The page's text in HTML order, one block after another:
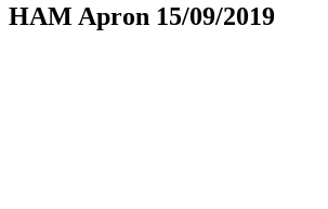
HAM Apron 15/09/2019